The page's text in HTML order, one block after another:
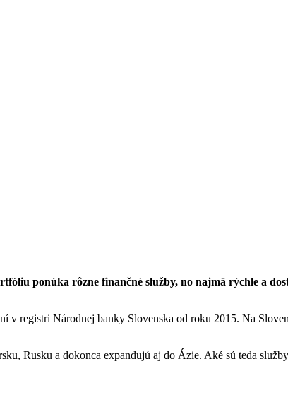
ponúka rôzne finančné služby, no najmä rýchle a
registri Národnej banky Slovenska od roku 2015. Na
Rusku a dokonca expandujú aj do Ázie. Aké sú teda